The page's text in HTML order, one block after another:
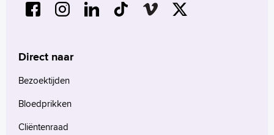
Folders
Direct naar
Bezoektijden
Bloedprikken
Cliëntenraad